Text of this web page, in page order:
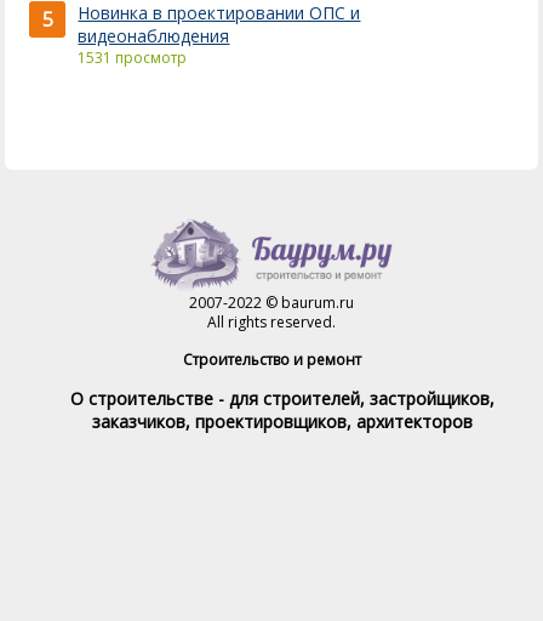
5
Новинка в проектировании ОПС и
видеонаблюдения
1531 просмотр
2007-2022 © baurum.ru
All rights reserved.
Строительство и ремонт
О строительстве - для строителей, застройщиков,
заказчиков, проектировщиков, архитекторов